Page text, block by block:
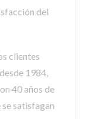
del
clientes
1984,
40 años de
se satisfagan